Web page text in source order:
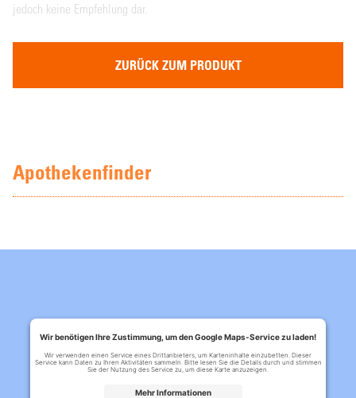
jedoch keine Empfehlung dar.
ZURÜCK ZUM PRODUKT
Apothekenfinder
Wir benötigen Ihre Zustimmung, um den Google Maps-Service zu laden!
Wir verwenden einen Service eines Drittanbieters, um Karteninhalte einzubetten. Dieser
Service kann Daten zu Ihren Aktivitäten sammeln. Bitte lesen Sie die Details durch und stimmen
Sie der Nutzung des Service zu, um diese Karte anzuzeigen.
Mehr Informationen